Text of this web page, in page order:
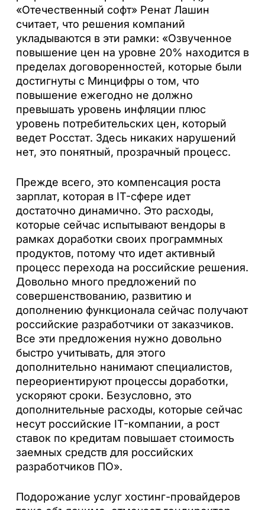
«Отечественный софт» Ренат Лашин
считает, что решения компаний
укладываются в эти рамки: «Озвученное
повышение цен на уровне 20% находится в
пределах договоренностей, которые были
достигнуты с Минцифры о том, что
повышение ежегодно не должно
превышать уровень инфляции плюс
уровень потребительских цен, который
ведет Росстат. Здесь никаких нарушений
нет, это понятный, прозрачный процесс.
Прежде всего, это компенсация роста
зарплат, которая в IT-сфере идет
достаточно динамично. Это расходы,
которые сейчас испытывают вендоры в
рамках доработки своих программных
продуктов, потому что идет активный
процесс перехода на российские решения.
Довольно много предложений по
совершенствованию, развитию и
дополнению функционала сейчас получают
российские разработчики от заказчиков.
Все эти предложения нужно довольно
быстро учитывать, для этого
дополнительно нанимают специалистов,
переориентируют процессы доработки,
ускоряют сроки. Безусловно, это
дополнительные расходы, которые сейчас
несут российские IT-компании, а рост
ставок по кредитам повышает стоимость
заемных средств для российских
разработчиков ПО».
Подорожание услуг хостинг-провайдеров